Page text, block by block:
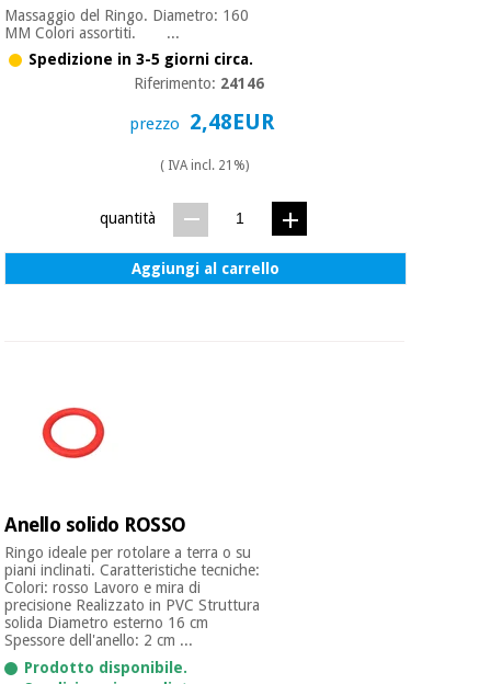
Massaggio del Ringo. Diametro: 160
MM Colori assortiti. ...
Spedizione in 3-5 giorni circa.
Riferimento: 24146
prezzo 2,48EUR
( IVA incl. 21%)
quantità
Aggiungi al carrello
Anello solido ROSSO
Ringo ideale per rotolare a terra o su
piani inclinati. Caratteristiche tecniche:
Colori: rosso Lavoro e mira di
precisione Realizzato in PVC Struttura
solida Diametro esterno 16 cm
Spessore dell'anello: 2 cm ...
Prodotto disponibile.